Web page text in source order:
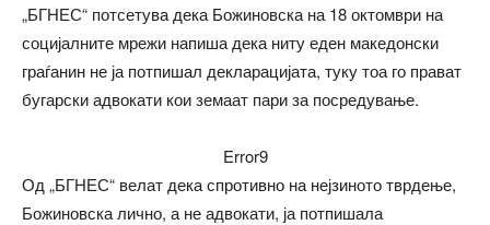
„БГНЕС“ потсетува дека Божиновска на 18 октомври на
социјалните мрежи напиша дека ниту еден македонски
граѓанин не ја потпишал декларацијата, туку тоа го прават
бугарски адвокати кои земаат пари за посредување.
Error9
Од „БГНЕС“ велат дека спротивно на нејзиното тврдење,
Божиновска лично, а не адвокати, ја потпишала